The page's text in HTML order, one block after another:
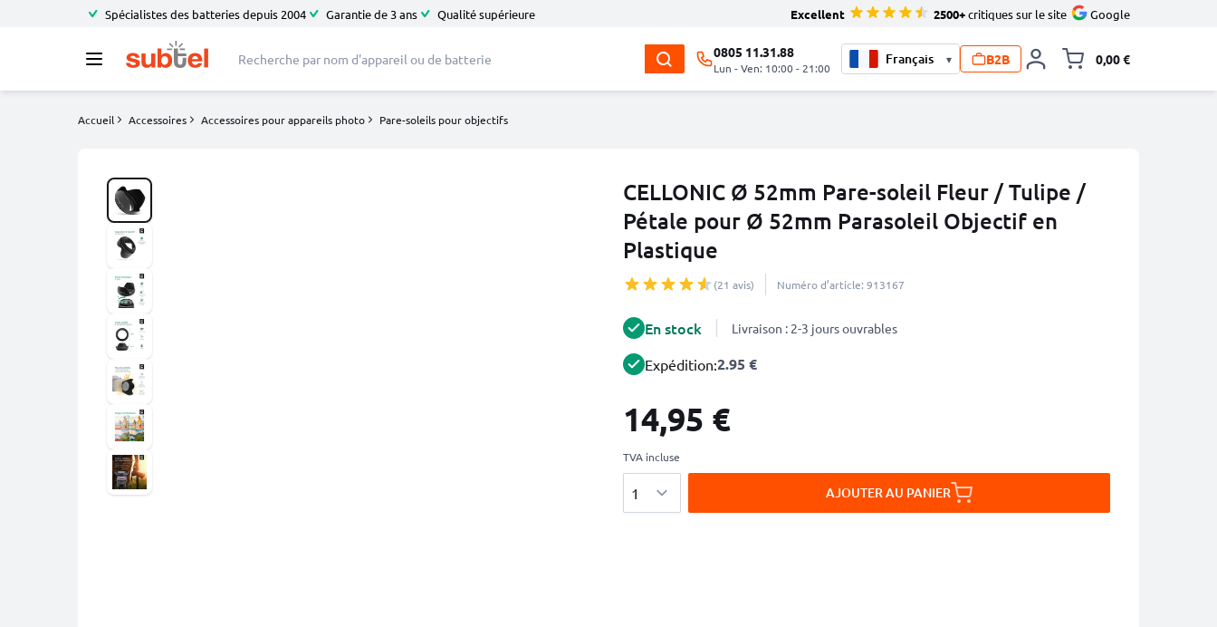
Spécialistes des batteries depuis 2004 Garantie de 3 ans Qualité supérieure Excellent 2500+critiques sur le site Google
0805 11.31.88
Lun - Ven: 10:00 - 21:00
▾ B2B 0,00 €
Accueil Accessoires Accessoires pour appareils photo Pare-soleils pour objectifs
CELLONIC Ø 52mm Pare-soleil Fleur / Tulipe /
Pétale pour Ø 52mm Parasoleil Objectif en
Plastique
(21 avis) Numéro d’article: 913167
En stock Livraison : 2-3 jours ouvrables
Expédition:2.95 €
14,95 €
TVA incluse
AJOUTER AU PANIER